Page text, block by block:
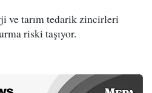
ve tarım tedarik zincirleri
riski taşıyor.